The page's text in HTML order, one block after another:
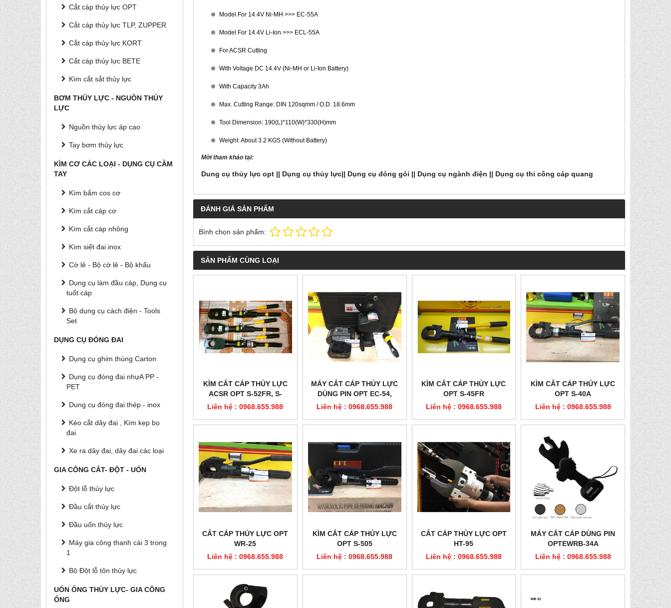
Cắt cáp thủy lực OPT
Cắt cáp thủy lực TLP, ZUPPER
Cắt cáp thủy lực KORT
Cắt cáp thủy lực BETE
Kìm cắt sắt thủy lực
BƠM THỦY LỰC - NGUỒN THỦY
LỰC
Nguồn thủy lực áp cao
Tay bơm thủy lực
KÌM CƠ CÁC LOẠI - DỤNG CỤ CẦM
TAY
Kìm bấm cos cơ
Kìm cắt cáp cơ
Kìm cắt cáp nhông
Kìm siết đai inox
Cờ lê - Bộ cờ lê - Bộ khẩu
Dụng cụ làm đầu cáp, Dụng cụ
tuốt cáp
Bộ dụng cụ cách điện - Tools
Set
DỤNG CỤ ĐÓNG ĐAI
Dụng cụ ghim thùng Carton
Dụng cụ đóng đai nhựA PP -
PET
Dung cụ đóng đai thép - inox
Kéo cắt dây đai , Kìm kẹp bọ
đai
Xe ra dây đai, dây đai các loại
GIA CÔNG CẮT- ĐỘT - UỐN
Đột lỗ thủy lực
Đầu cắt thủy lực
Đầu uốn thủy lực
Máy gia công thanh cái 3 trong
1
Bộ Đột lỗ tôn thủy lực
UỐN ỐNG THỦY LỰC- GIA CÔNG
ỐNG
Model For 14.4V Ni-MH >>> EC-55A
Model For 14.4V Li-Ion >>> ECL-55A
For ACSR Cutting
With Voltage DC 14.4V (Ni-MH or Li-Ion Battery)
With Capacity 3Ah
Max. Cutting Range: DIN 120sqmm / O.D. 18.6mm
Tool Dimension: 190(L)*110(W)*330(H)mm
Weight: About 3.2 KGS (Without Battery)
Mời tham khảo tại:
Dung cụ thủy lực opt || Dụng cụ thủy lực|| Dụng cụ đóng gói || Dụng cụ ngành điện || Dụng cụ thi công cáp quang
ĐÁNH GIÁ SẢN PHẨM
Bình chọn sản phẩm:
SẢN PHẨM CÙNG LOẠI
KÌM CẮT CÁP THỦY LỰC
ACSR OPT S-52FR, S-
52AFR
Liên hệ : 0968.655.988
MÁY CẮT CÁP THỦY LỰC
DÙNG PIN OPT EC-54,
ECB-54
Liên hệ : 0968.655.988
KÌM CẮT CÁP THỦY LỰC
OPT S-45FR
Liên hệ : 0968.655.988
KÌM CẮT CÁP THỦY LỰC
OPT S-40A
Liên hệ : 0968.655.988
CẮT CÁP THỦY LỰC OPT
WR-25
Liên hệ : 0968.655.988
KÌM CẮT CÁP THỦY LỰC
OPT S-505
Liên hệ : 0968.655.988
CẮT CÁP THỦY LỰC OPT
HT-95
Liên hệ : 0968.655.988
MÁY CẮT CÁP DÙNG PIN
OPTEWRB-34A
Liên hệ : 0968.655.988